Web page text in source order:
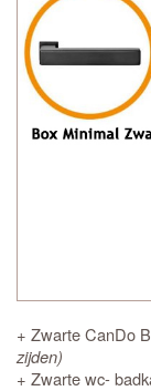
+ Zwarte CanDo
zijden)
+ Zwarte wc-